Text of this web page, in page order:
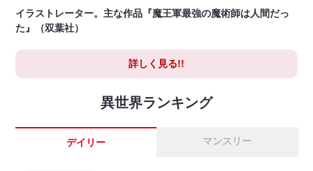
イラストレーター。主な作品『魔王軍最強の魔術師は人間だっ
た』（双葉社）
詳しく見る!!
異世界ランキング
デイリー マンスリー